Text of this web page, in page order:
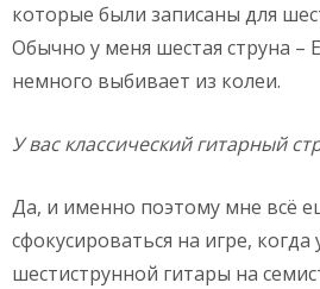
которые были записаны для
Обычно у меня шестая струна –
немного выбивает из колеи.
У вас классический гитарный
Да, и именно поэтому мне всё
сфокусироваться на игре,
шестиструнной гитары на